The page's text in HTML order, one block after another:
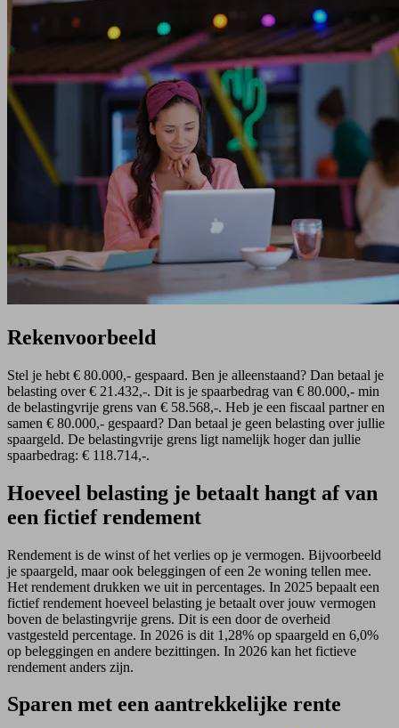
Rekenvoorbeeld
Stel je hebt € 80.000,- gespaard. Ben je alleenstaand? Dan betaal je
belasting over € 21.432,-. Dit is je spaarbedrag van € 80.000,- min
de belastingvrije grens van € 58.568,-. Heb je een fiscaal partner en
samen € 80.000,- gespaard? Dan betaal je geen belasting over jullie
spaargeld. De belastingvrije grens ligt namelijk hoger dan jullie
spaarbedrag: € 118.714,-.
Hoeveel belasting je betaalt hangt af van
een fictief rendement
Rendement is de winst of het verlies op je vermogen. Bijvoorbeeld
je spaargeld, maar ook beleggingen of een 2e woning tellen mee.
Het rendement drukken we uit in percentages. In 2025 bepaalt een
fictief rendement hoeveel belasting je betaalt over jouw vermogen
boven de belastingvrije grens. Dit is een door de overheid
vastgesteld percentage. In 2026 is dit 1,28% op spaargeld en 6,0%
op beleggingen en andere bezittingen. In 2026 kan het fictieve
rendement anders zijn.
Sparen met een aantrekkelijke rente